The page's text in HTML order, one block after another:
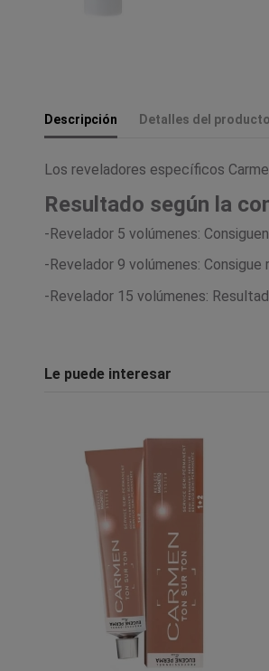
Descripción Detalles del producto
Los reveladores específicos
Resultado según la
-Revelador 5 volúmenes:
-Revelador 9 volúmenes:
-Revelador 15 volúmenes:
Le puede interesar